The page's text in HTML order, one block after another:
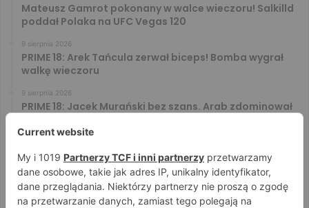
Mateusz Gamrot pokonany w walce wieczoru! Salkilld
poddał Polaka na UFC Vegas 120
9 sierpnia 2026
PRIME 18: Arek Tańcula zerwał biceps! Bomba wygrał
walkę wieczoru
9 sierpnia 2026
PRIME 18: Jacek Murański bez szans. Arab zdominował
PRIME 18: Mariusz Wach rozbity przez 6. rywali. Gypsy
Team zwyciężył w 3. rundzie
8 sierpnia 2026
PRIME 18: Bagieta wrócił i wygrał. Wampirek przegrał w